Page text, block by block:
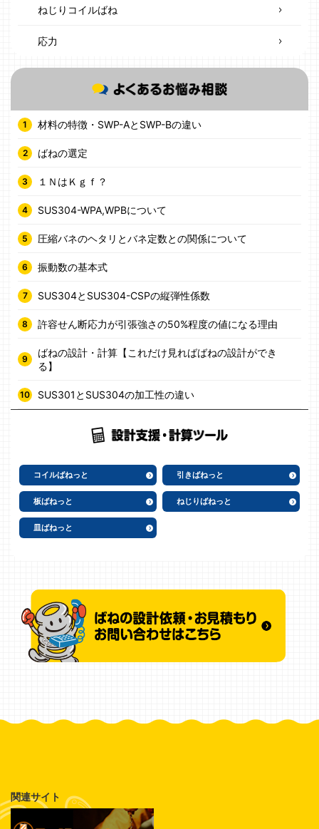
ねじりコイルばね
応力
材料の特徴・SWP-AとSWP-Bの違い
ばねの選定
１ＮはＫｇｆ？
SUS304-WPA,WPBについて
圧縮バネのヘタリとバネ定数との関係について
振動数の基本式
SUS304とSUS304-CSPの縦弾性係数
許容せん断応力が引張強さの50%程度の値になる理由
ばねの設計・計算【これだけ見ればばねの設計ができ
る】
SUS301とSUS304の加工性の違い
コイルばねっと 引きばねっと
板ばねっと ねじりばねっと
皿ばねっと
関連サイト